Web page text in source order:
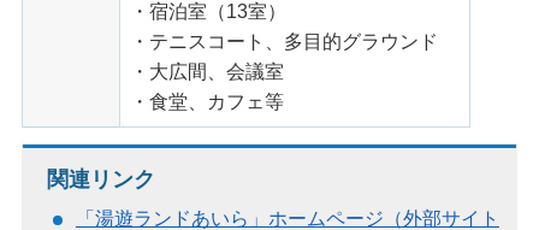
・宿泊室（13室）
・テニスコート、多目的グラウンド
・大広間、会議室
・食堂、カフェ等
関連リンク
「湯遊ランドあいら」ホームページ（外部サイト